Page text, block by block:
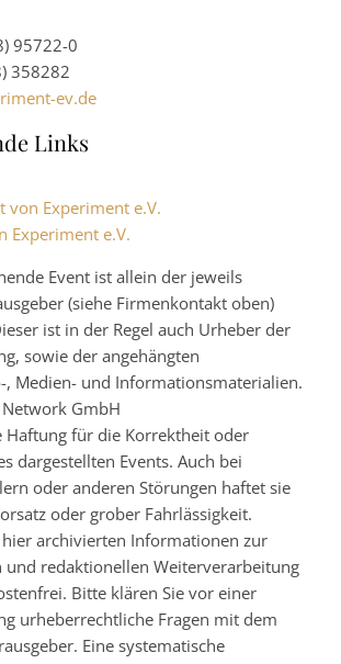
95722-0
358282
ev.de
Links
von Experiment e.V.
Experiment e.V.
Event ist allein der jeweils
(siehe Firmenkontakt oben)
ist in der Regel auch Urheber der
sowie der angehängten
, Medien- und Informationsmaterialien.
GmbH
für die Korrektheit oder
dargestellten Events. Auch bei
oder anderen Störungen haftet sie
oder grober Fahrlässigkeit.
archivierten Informationen zur
und redaktionellen Weiterverarbeitung
Bitte klären Sie vor einer
urheberrechtliche Fragen mit dem
Eine systematische